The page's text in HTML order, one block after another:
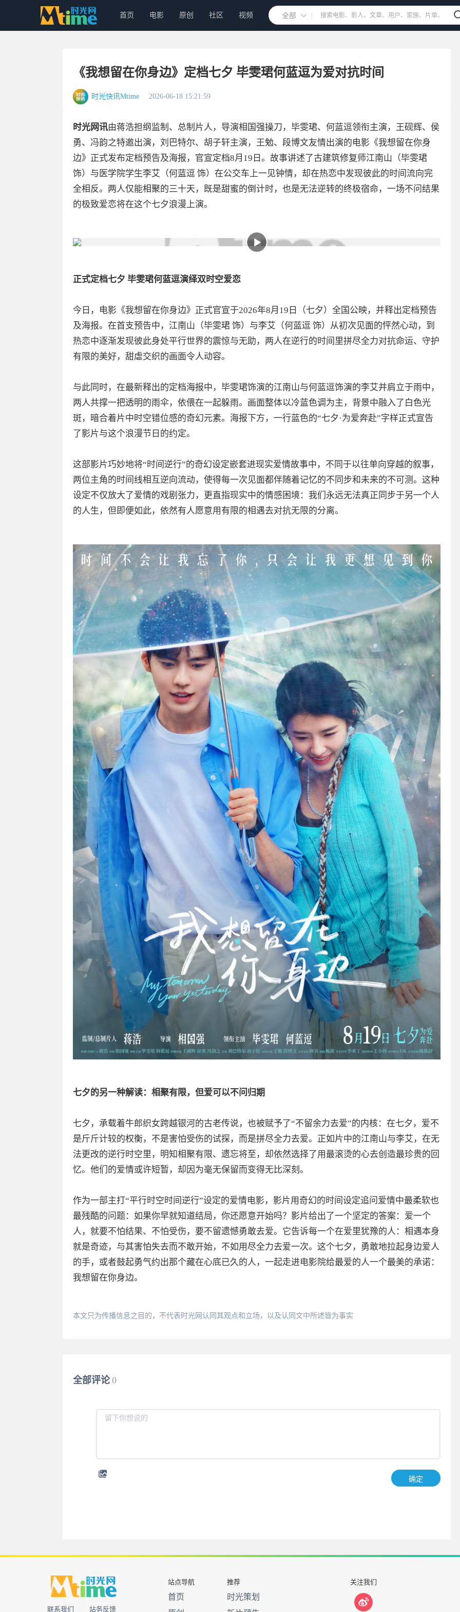
首页 电影 原创 社区 视频 全部
《我想留在你身边》定档七夕 毕雯珺何蓝逗为爱对抗时间
时光快讯Mtime 2026-06-18 15:21:59
时光网讯由蒋浩担纲监制、总制片人，导演相国强操刀，毕雯珺、何蓝逗领衔主演，王砚辉、侯
勇、冯韵之特邀出演，刘巴特尔、胡子轩主演，王勉、段博文友情出演的电影《我想留在你身
边》正式发布定档预告及海报，官宣定档8月19日。故事讲述了古建筑修复师江南山（毕雯珺
饰）与医学院学生李艾（何蓝逗 饰）在公交车上一见钟情，却在热恋中发现彼此的时间流向完
全相反。两人仅能相聚的三十天，既是甜蜜的倒计时，也是无法逆转的终极宿命，一场不问结果
的极致爱恋将在这个七夕浪漫上演。
正式定档七夕 毕雯珺何蓝逗演绎双时空爱恋
今日，电影《我想留在你身边》正式官宣于2026年8月19日（七夕）全国公映，并释出定档预告
及海报。在首支预告中，江南山（毕雯珺 饰）与李艾（何蓝逗 饰）从初次见面的怦然心动，到
热恋中逐渐发现彼此身处平行世界的震惊与无助，两人在逆行的时间里拼尽全力对抗命运、守护
有限的美好，甜虐交织的画面令人动容。
与此同时，在最新释出的定档海报中，毕雯珺饰演的江南山与何蓝逗饰演的李艾并肩立于雨中，
两人共撑一把透明的雨伞，依偎在一起躲雨。画面整体以冷蓝色调为主，背景中融入了白色光
斑，暗合着片中时空错位感的奇幻元素。海报下方，一行蓝色的“七夕·为爱奔赴”字样正式宣告
了影片与这个浪漫节日的约定。
这部影片巧妙地将“时间逆行”的奇幻设定嵌套进现实爱情故事中，不同于以往单向穿越的叙事，
两位主角的时间线相互逆向流动，使得每一次见面都伴随着记忆的不同步和未来的不可测。这种
设定不仅放大了爱情的戏剧张力，更直指现实中的情感困境：我们永远无法真正同步于另一个人
的人生，但即便如此，依然有人愿意用有限的相遇去对抗无限的分离。
七夕的另一种解读：相聚有限，但爱可以不问归期
七夕，承载着牛郎织女跨越银河的古老传说，也被赋予了“不留余力去爱”的内核：在七夕，爱不
是斤斤计较的权衡，不是害怕受伤的试探，而是拼尽全力去爱。正如片中的江南山与李艾，在无
法更改的逆行时空里，明知相聚有限、遗忘将至，却依然选择了用最滚烫的心去创造最珍贵的回
忆。他们的爱情或许短暂，却因为毫无保留而变得无比深刻。
作为一部主打“平行时空时间逆行”设定的爱情电影，影片用奇幻的时间设定追问爱情中最柔软也
最残酷的问题：如果你早就知道结局，你还愿意开始吗？影片给出了一个坚定的答案：爱一个
人，就要不怕结果、不怕受伤，要不留遗憾勇敢去爱。它告诉每一个在爱里犹豫的人：相遇本身
就是奇迹，与其害怕失去而不敢开始，不如用尽全力去爱一次。这个七夕，勇敢地拉起身边爱人
的手，或者鼓起勇气约出那个藏在心底已久的人，一起走进电影院给最爱的人一个最美的承诺：
我想留在你身边。
本文只为传播信息之目的，不代表时光网认同其观点和立场，以及认同文中所述皆为事实
全部评论 0
确定
联系我们 站务反馈
站点导航
首页
推荐
时光策划
关注我们